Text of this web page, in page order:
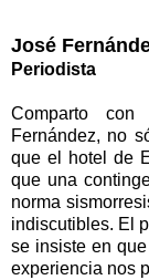
José
Periodista
Comparto
Fernández, no
que el hotel de
que una
norma
indiscutibles. El
se insiste en
experiencia nos